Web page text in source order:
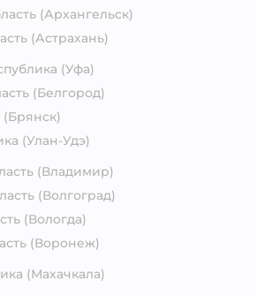
(Архангельск)
(Астрахань)
(Уфа)
(Белгород)
(Брянск)
(Улан-Удэ)
(Владимир)
(Волгоград)
(Вологда)
(Воронеж)
(Махачкала)